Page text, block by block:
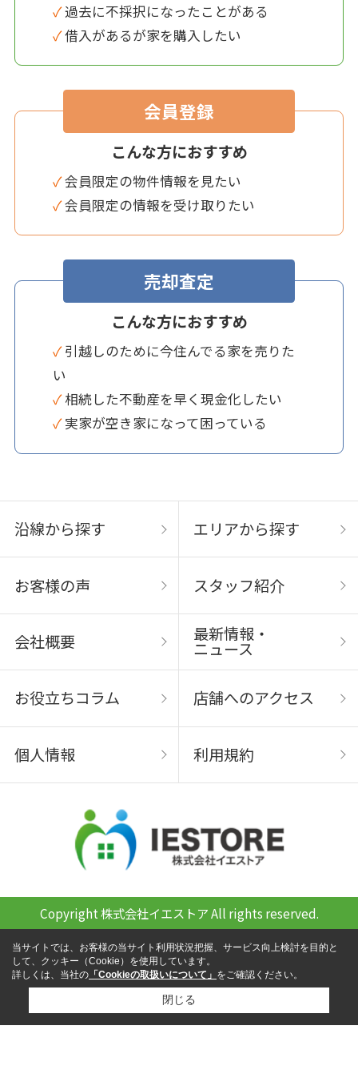
✓ 過去に不採択になったことがある
✓ 借入があるが家を購入したい
会員登録
こんな方におすすめ
✓ 会員限定の物件情報を見たい
✓ 会員限定の情報を受け取りたい
売却査定
こんな方におすすめ
✓ 引越しのために今住んでる家を売りた
い
✓ 相続した不動産を早く現金化したい
✓ 実家が空き家になって困っている
沿線から探す エリアから探す
お客様の声 スタッフ紹介
会社概要 最新情報・
ニュース
お役立ちコラム 店舗へのアクセス
個人情報 利用規約
Copyright 株式会社イエストア All rights reserved.
当サイトでは、お客様の当サイト利用状況把握、サービス向上検討を目的と
して、クッキー（Cookie）を使用しています。
詳しくは、当社の 「Cookieの取扱いについて」 をご確認ください。
閉じる